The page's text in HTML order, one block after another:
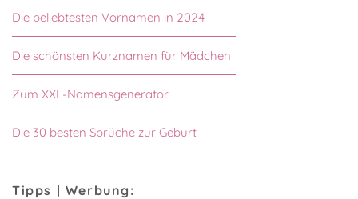
Die beliebtesten Vornamen in 2024
Die schönsten Kurznamen für Mädchen
Zum XXL-Namensgenerator
Die 30 besten Sprüche zur Geburt
Tipps | Werbung: